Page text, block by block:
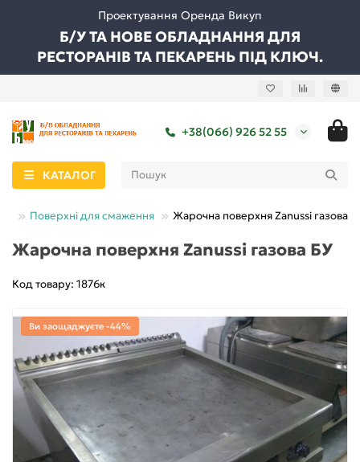
Проектування Оренда Викуп
Б/У ТА НОВЕ ОБЛАДНАННЯ ДЛЯ
РЕСТОРАНІВ ТА ПЕКАРЕНЬ ПІД КЛЮЧ.
+38(066) 926 52 55
КАТАЛОГ
Поверхні для смаження Жарочна поверхня Zanussi газова
Жарочна поверхня Zanussi газова БУ
Код товару: 1876к
Ви заощаджуєте -44%